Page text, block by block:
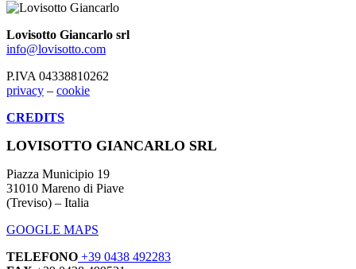
Lovisotto Giancarlo srl
info@lovisotto.com
P.IVA 04338810262
privacy – cookie
CREDITS
LOVISOTTO GIANCARLO SRL
Piazza Municipio 19
31010 Mareno di Piave
(Treviso) – Italia
GOOGLE MAPS
TELEFONO +39 0438 492283